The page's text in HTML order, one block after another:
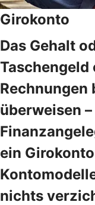
Girokonto
Das Gehalt
Taschengeld
Rechnungen
überweisen
ein
nichts